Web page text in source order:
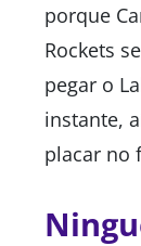
porque
Rockets
pegar o
instante,
placar no